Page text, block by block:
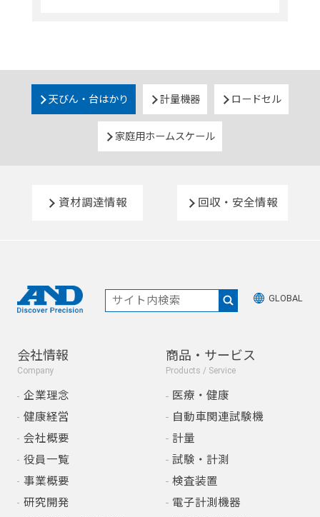
天びん・台はかり 計量機器 ロードセル
家庭用ホームスケール
資材調達情報 回収・安全情報
GLOBAL
会社情報
Company
企業理念
健康経営
会社概要
役員一覧
事業概要
研究開発
商品・サービス
Products / Service
医療・健康
自動車関連試験機
計量
試験・計測
検査装置
電子計測機器